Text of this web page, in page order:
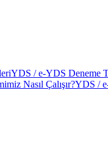
YDS / e-YDS Deneme
Nasıl Çalışır?YDS /